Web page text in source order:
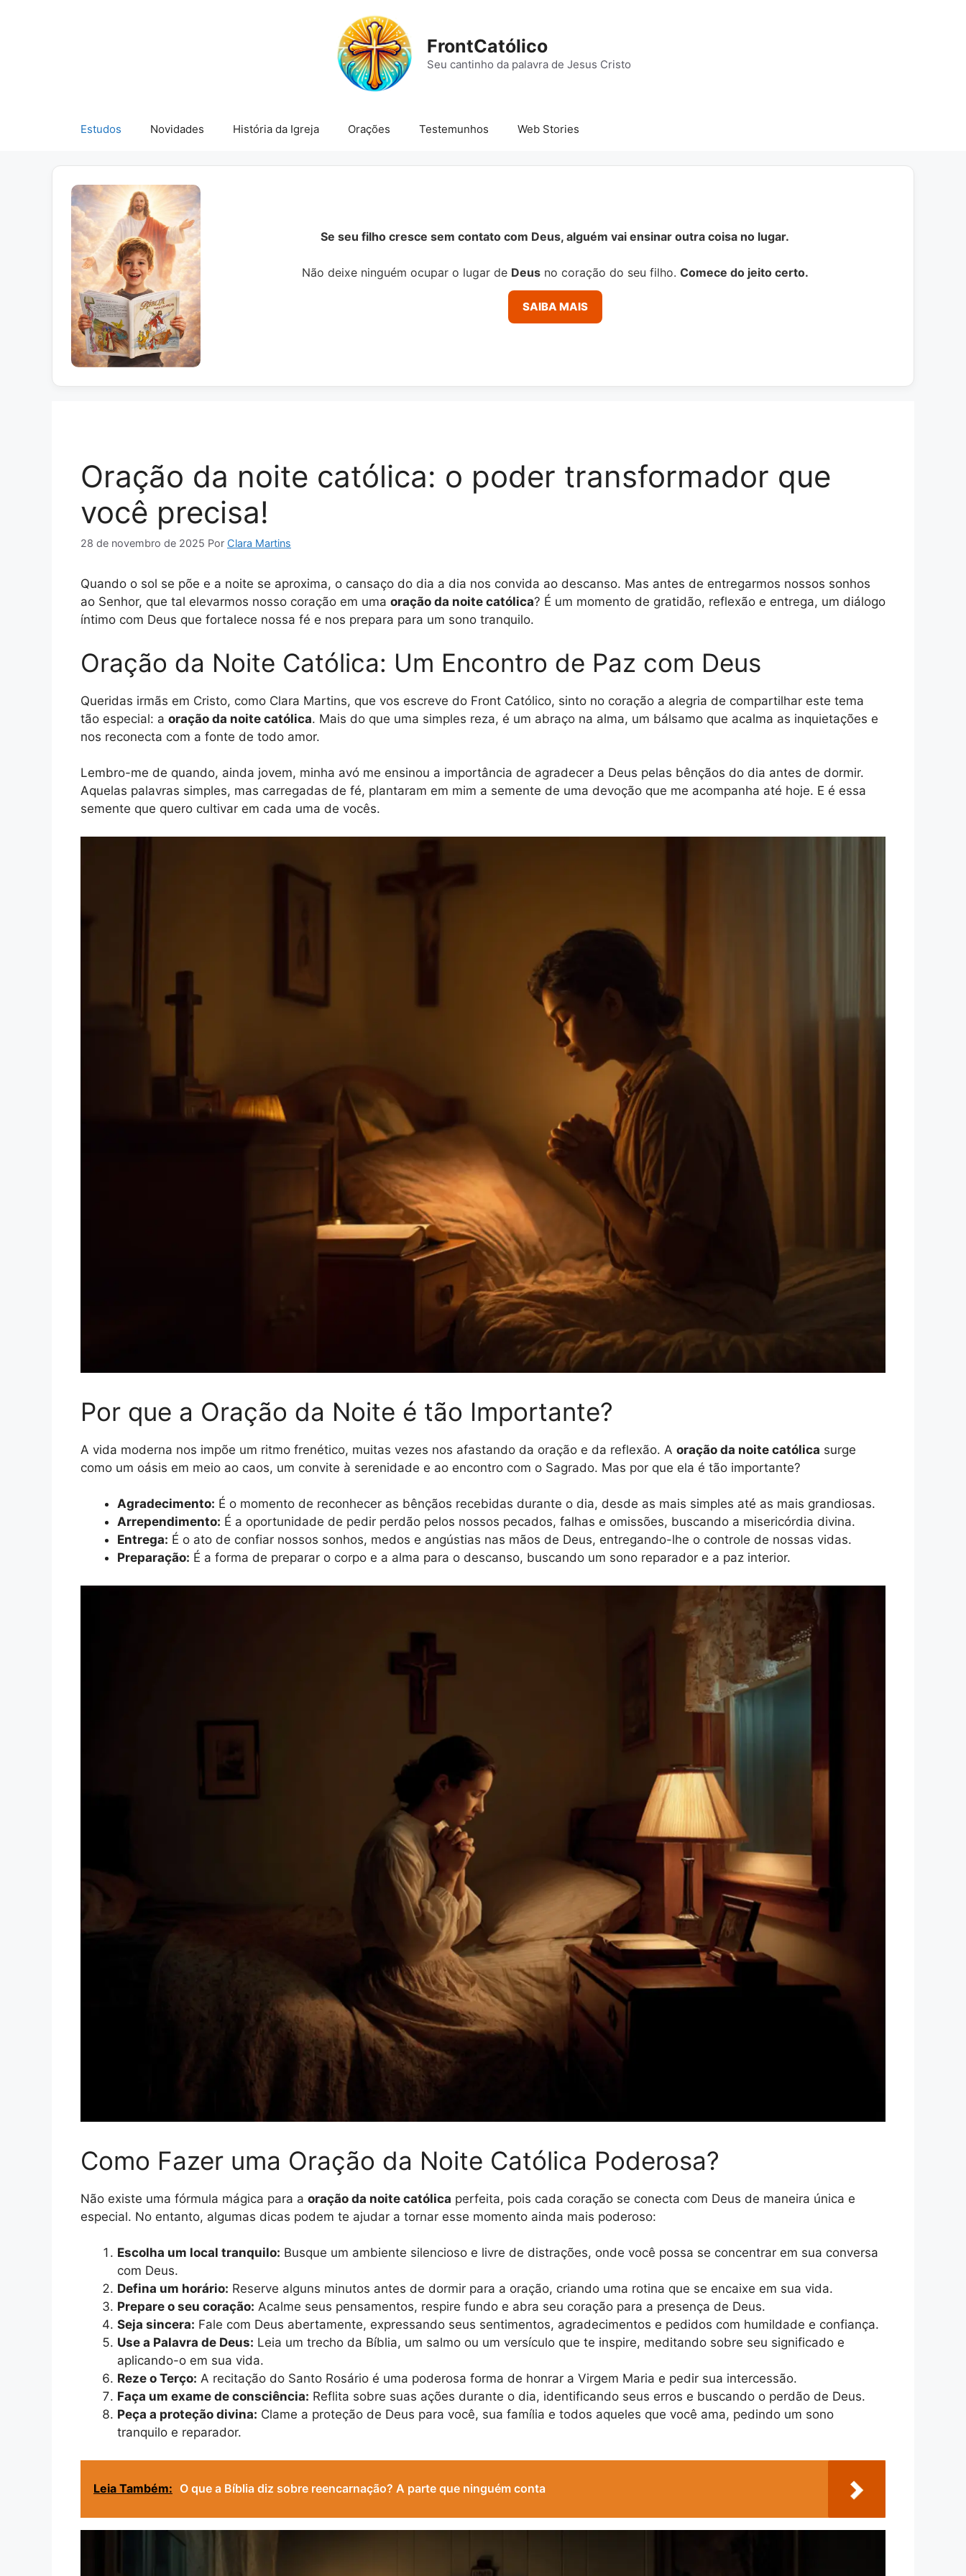
FrontCatólico
Seu cantinho da palavra de Jesus Cristo
Estudos Novidades História da Igreja Orações Testemunhos Web Stories
Se seu filho cresce sem contato com Deus, alguém vai ensinar outra coisa no lugar.
Não deixe ninguém ocupar o lugar de Deusno coração do seu filho. Comece do jeito certo.
SAIBA MAIS
Oração da noite católica: o poder transformador que
você precisa!
28 de novembro de 2025 Por Clara Martins
Quando o sol se põe e a noite se aproxima, o cansaço do dia a dia nos convida ao descanso. Mas antes de entregarmos nossos sonhos
ao Senhor, que tal elevarmos nosso coração em uma oração da noite católica? É um momento de gratidão, reflexão e entrega, um diálogo
íntimo com Deus que fortalece nossa fé e nos prepara para um sono tranquilo.
Oração da Noite Católica: Um Encontro de Paz com Deus
Queridas irmãs em Cristo, como Clara Martins, que vos escreve do Front Católico, sinto no coração a alegria de compartilhar este tema
tão especial: a oração da noite católica. Mais do que uma simples reza, é um abraço na alma, um bálsamo que acalma as inquietações e
nos reconecta com a fonte de todo amor.
Lembro-me de quando, ainda jovem, minha avó me ensinou a importância de agradecer a Deus pelas bênçãos do dia antes de dormir.
Aquelas palavras simples, mas carregadas de fé, plantaram em mim a semente de uma devoção que me acompanha até hoje. E é essa
semente que quero cultivar em cada uma de vocês.
Por que a Oração da Noite é tão Importante?
A vida moderna nos impõe um ritmo frenético, muitas vezes nos afastando da oração e da reflexão. A oração da noite católica surge
como um oásis em meio ao caos, um convite à serenidade e ao encontro com o Sagrado. Mas por que ela é tão importante?
Agradecimento: É o momento de reconhecer as bênçãos recebidas durante o dia, desde as mais simples até as mais grandiosas.
Arrependimento: É a oportunidade de pedir perdão pelos nossos pecados, falhas e omissões, buscando a misericórdia divina.
Entrega: É o ato de confiar nossos sonhos, medos e angústias nas mãos de Deus, entregando-lhe o controle de nossas vidas.
Preparação: É a forma de preparar o corpo e a alma para o descanso, buscando um sono reparador e a paz interior.
Como Fazer uma Oração da Noite Católica Poderosa?
Não existe uma fórmula mágica para a oração da noite católica perfeita, pois cada coração se conecta com Deus de maneira única e
especial. No entanto, algumas dicas podem te ajudar a tornar esse momento ainda mais poderoso:
Escolha um local tranquilo: Busque um ambiente silencioso e livre de distrações, onde você possa se concentrar em sua conversa
com Deus.
Defina um horário: Reserve alguns minutos antes de dormir para a oração, criando uma rotina que se encaixe em sua vida.
Prepare o seu coração: Acalme seus pensamentos, respire fundo e abra seu coração para a presença de Deus.
Seja sincera: Fale com Deus abertamente, expressando seus sentimentos, agradecimentos e pedidos com humildade e confiança.
Use a Palavra de Deus: Leia um trecho da Bíblia, um salmo ou um versículo que te inspire, meditando sobre seu significado e
aplicando-o em sua vida.
Reze o Terço: A recitação do Santo Rosário é uma poderosa forma de honrar a Virgem Maria e pedir sua intercessão.
Faça um exame de consciência: Reflita sobre suas ações durante o dia, identificando seus erros e buscando o perdão de Deus.
Peça a proteção divina: Clame a proteção de Deus para você, sua família e todos aqueles que você ama, pedindo um sono
tranquilo e reparador.
Leia Também: O que a Bíblia diz sobre reencarnação? A parte que ninguém conta